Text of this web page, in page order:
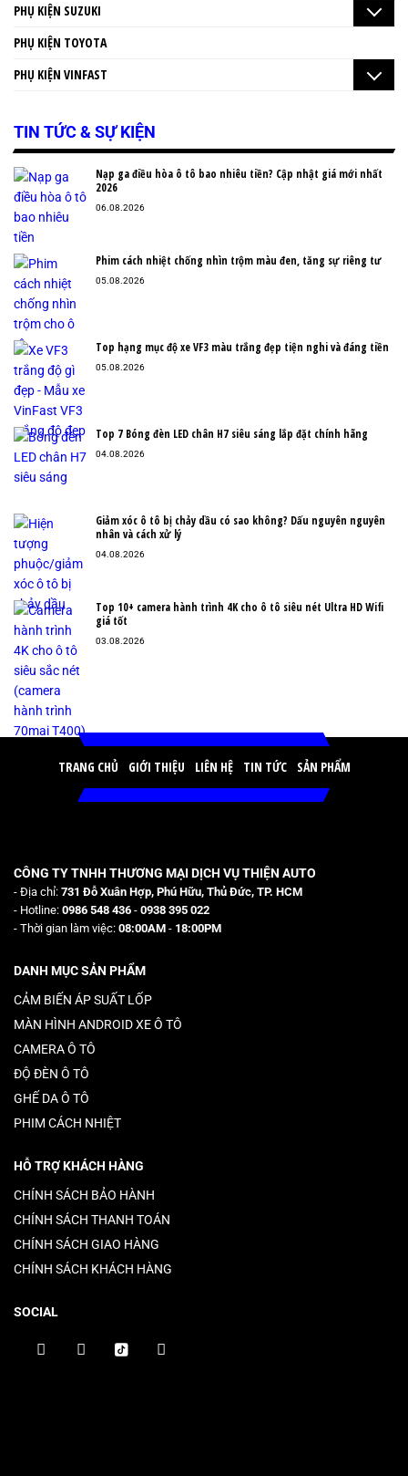
PHỤ KIỆN SUZUKI
PHỤ KIỆN TOYOTA
PHỤ KIỆN VINFAST
TIN TỨC & SỰ KIỆN
Nạp ga điều hòa ô tô bao nhiêu tiền? Cập nhật giá mới nhất
2026
06.08.2026
Phim cách nhiệt chống nhìn trộm màu đen, tăng sự riêng tư
05.08.2026
Top hạng mục độ xe VF3 màu trắng đẹp tiện nghi và đáng tiền
05.08.2026
Top 7 Bóng đèn LED chân H7 siêu sáng lắp đặt chính hãng
04.08.2026
Giảm xóc ô tô bị chảy dầu có sao không? Dấu nguyên nguyên
nhân và cách xử lý
04.08.2026
Top 10+ camera hành trình 4K cho ô tô siêu nét Ultra HD Wifi
giá tốt
03.08.2026
TRANG CHỦ GIỚI THIỆU LIÊN HỆ TIN TỨC SẢN PHẨM
CÔNG TY TNHH THƯƠNG MẠI DỊCH VỤ THIỆN AUTO
- Địa chỉ: 731 Đỗ Xuân Hợp, Phú Hữu, Thủ Đức, TP. HCM
- Hotline: 0986 548 436 - 0938 395 022
- Thời gian làm việc: 08:00AM - 18:00PM
DANH MỤC SẢN PHẨM
CẢM BIẾN ÁP SUẤT LỐP
MÀN HÌNH ANDROID XE Ô TÔ
CAMERA Ô TÔ
ĐỘ ĐÈN Ô TÔ
GHẾ DA Ô TÔ
PHIM CÁCH NHIỆT
HỖ TRỢ KHÁCH HÀNG
CHÍNH SÁCH BẢO HÀNH
CHÍNH SÁCH THANH TOÁN
CHÍNH SÁCH GIAO HÀNG
CHÍNH SÁCH KHÁCH HÀNG
SOCIAL